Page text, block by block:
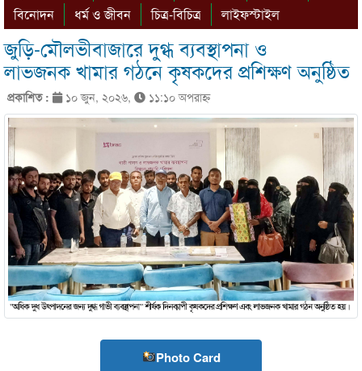
বিনোদন
ধর্ম ও জীবন চিত্র-বিচিত্র লাইফস্টাইল
জুড়ি-মৌলভীবাজারে দুগ্ধ ব্যবস্থাপনা ও
লাভজনক খামার গঠনে কৃষকদের প্রশিক্ষণ অনুষ্ঠিত
প্রকাশিত : ১০ জুন, ২০২৬, ১১:১০ অপরাহ্ণ
Photo Card